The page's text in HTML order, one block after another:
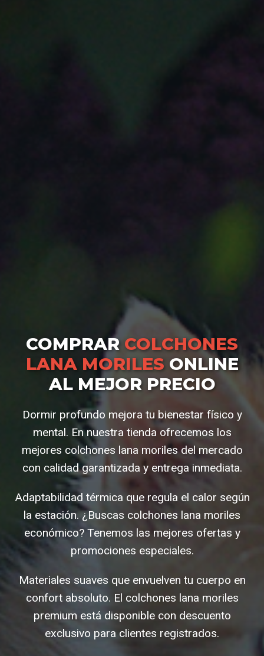
COMPRARCOLCHONES
LANA MORILES ONLINE
AL MEJOR PRECIO
Dormir profundo mejora tu bienestar físico y
mental. En nuestra tienda ofrecemos los
mejores colchones lana moriles del mercado
con calidad garantizada y entrega inmediata.
Adaptabilidad térmica que regula el calor según
la estación. ¿Buscas colchones lana moriles
económico? Tenemos las mejores ofertas y
promociones especiales.
Materiales suaves que envuelven tu cuerpo en
confort absoluto. El colchones lana moriles
premium está disponible con descuento
exclusivo para clientes registrados.